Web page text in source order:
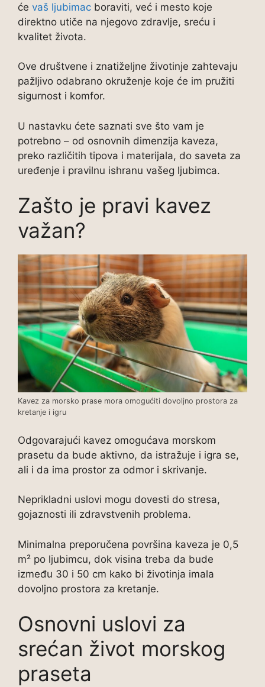
će vaš ljubimac boraviti, već i mesto koje
direktno utiče na njegovo zdravlje, sreću i
kvalitet života.
Ove društvene i znatiželjne životinje zahtevaju
pažljivo odabrano okruženje koje će im pružiti
sigurnost i komfor.
U nastavku ćete saznati sve što vam je
potrebno – od osnovnih dimenzija kaveza,
preko različitih tipova i materijala, do saveta za
uređenje i pravilnu ishranu vašeg ljubimca.
Zašto je pravi kavez
važan?
Kavez za morsko prase mora omogućiti dovoljno prostora za
kretanje i igru
Odgovarajući kavez omogućava morskom
prasetu da bude aktivno, da istražuje i igra se,
ali i da ima prostor za odmor i skrivanje.
Neprikladni uslovi mogu dovesti do stresa,
gojaznosti ili zdravstvenih problema.
Minimalna preporučena površina kaveza je 0,5
m² po ljubimcu, dok visina treba da bude
između 30 i 50 cm kako bi životinja imala
dovoljno prostora za kretanje.
Osnovni uslovi za
srećan život morskog
praseta